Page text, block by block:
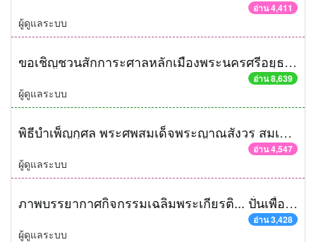
อ่าน 4,411
ผู้ดูแลระบบ
ขอเชิญชวนสักการะศาลหลักเมืองพระนครศรีอยุธยา
อ่าน 8,639
ผู้ดูแลระบบ
พิธีบำเพ็ญกุศล พระศพสมเด็จพระญาณสังวร สมเด็จพระสังฆราช สกลมหาสังฆปริณายก เนื่องในพิธีถวายดอกไม้จันทน์
อ่าน 4,547
ผู้ดูแลระบบ
ภาพบรรยากาศกิจกรรมเฉลิมพระเกียรติ... ปั่นเพื่อพ่อ BIKE FOR DAD จังหวัดพระนครศรีอยุธยา
อ่าน 3,428
ผู้ดูแลระบบ